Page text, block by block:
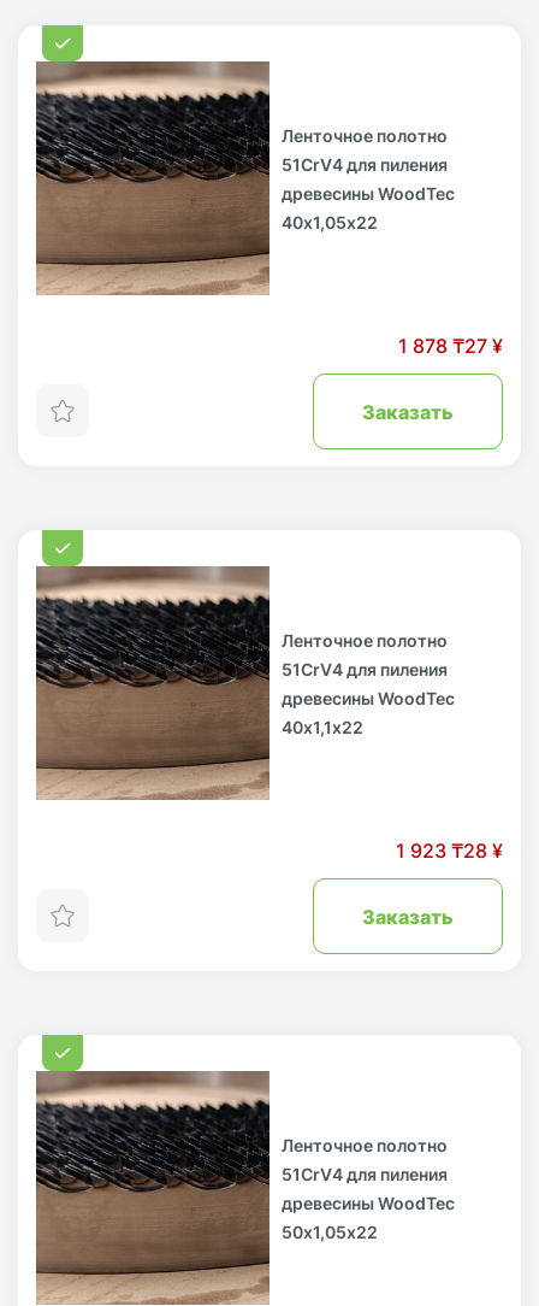
Ленточное полотно
51CrV4 для пиления
древесины WoodTec
40х1,05х22
1 878 ₸27 ¥
Заказать
Ленточное полотно
51CrV4 для пиления
древесины WoodTec
40х1,1х22
1 923 ₸28 ¥
Заказать
Ленточное полотно
51CrV4 для пиления
древесины WoodTec
50х1,05х22